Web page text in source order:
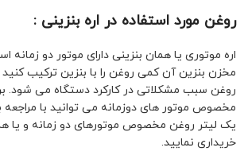
روغن مورد استفاده در اره بنزینی :
اره موتوری یا همان بنزینی دارای موتور دو زمانه
مخزن بنزین آن کمی روغن را با بنزین ترکیب
روغن سبب مشکلاتی در کارکرد دستگاه می شود.
مخصوص موتور های دوزمانه می توانید با
یک لیتر روغن مخصوص موتورهای دو زمانه و یا
خریداری نمایید.